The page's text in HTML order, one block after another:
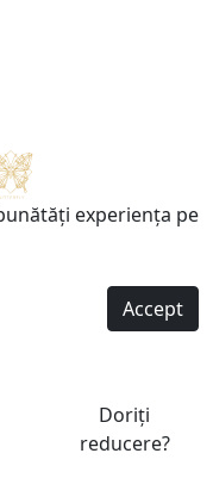
experiența pe
Accept
Doriți
reducere?